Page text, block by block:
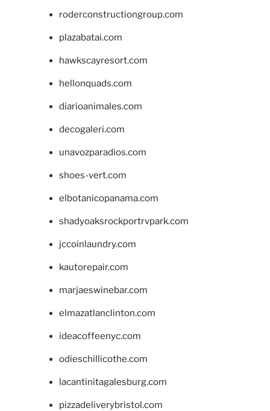
roderconstructiongroup.com
plazabatai.com
hawkscayresort.com
hellonquads.com
diarioanimales.com
decogaleri.com
unavozparadios.com
shoes-vert.com
elbotanicopanama.com
shadyoaksrockportrvpark.com
jccoinlaundry.com
kautorepair.com
marjaeswinebar.com
elmazatlanclinton.com
ideacoffeenyc.com
odieschillicothe.com
lacantinitagalesburg.com
pizzadeliverybristol.com